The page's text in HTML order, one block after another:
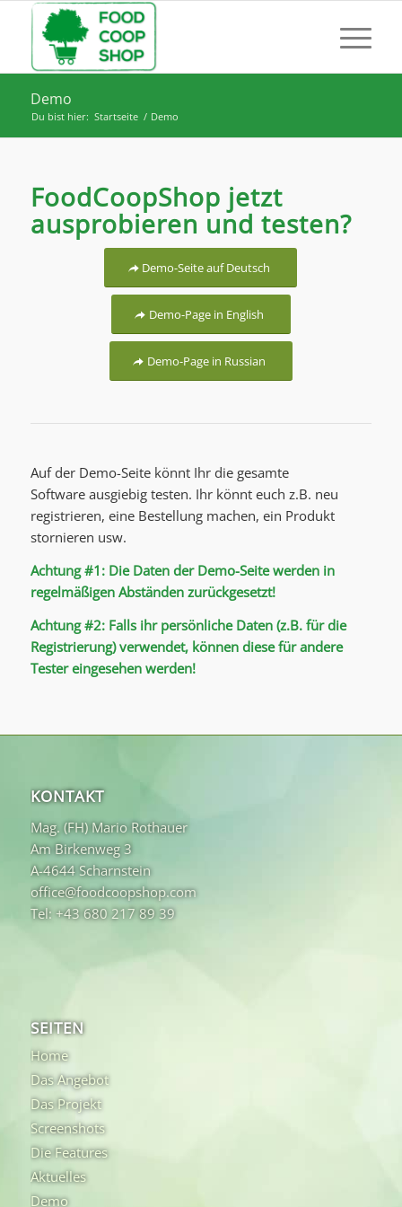
Demo
Du bist hier: Startseite / Demo
FoodCoopShop jetzt
ausprobieren und testen?
Demo-Seite auf Deutsch
Demo-Page in English
Demo-Page in Russian
Auf der Demo-Seite könnt Ihr die gesamte
Software ausgiebig testen. Ihr könnt euch z.B. neu
registrieren, eine Bestellung machen, ein Produkt
stornieren usw.
Achtung #1: Die Daten der Demo-Seite werden in
regelmäßigen Abständen zurückgesetzt!
Achtung #2: Falls ihr persönliche Daten (z.B. für die
Registrierung) verwendet, können diese für andere
Tester eingesehen werden!
KONTAKT
Mag. (FH) Mario Rothauer
Am Birkenweg 3
A-4644 Scharnstein
office@foodcoopshop.com
Tel: +43 680 217 89 39
SEITEN
Home
Das Angebot
Das Projekt
Screenshots
Die Features
Aktuelles
Demo